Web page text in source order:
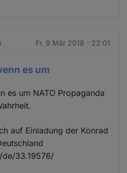
Fr. 9 Mär 2018 - 22:01
es um
es um NATO Propaganda
auf Einladung der Konrad
33.19576/